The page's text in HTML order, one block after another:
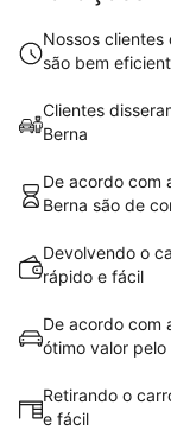
Nossos clientes
são bem
Clientes
Berna
De acordo com
Berna são de
Devolvendo o
rápido e fácil
De acordo com
ótimo valor pelo
Retirando o
e fácil